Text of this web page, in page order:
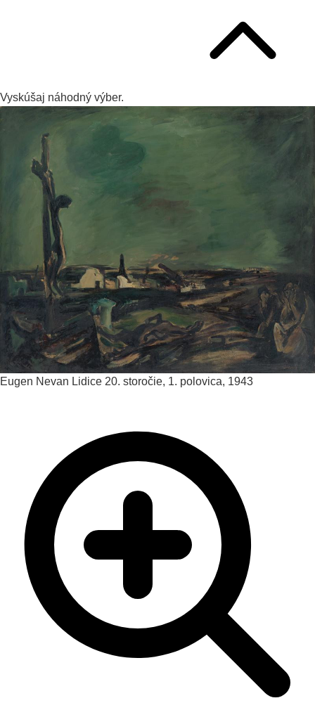
Vyskúšaj náhodný výber.
Eugen Nevan Lidice 20. storočie, 1. polovica, 1943